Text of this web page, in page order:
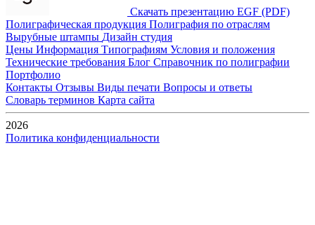
Скачать презентацию EGF (PDF)
Полиграфическая продукция Полиграфия по отраслям
Вырубные штампы Дизайн студия
Цены Информация Типографиям Условия и положения
Технические требования Блог Справочник по полиграфии
Портфолио
Контакты Отзывы Виды печати Вопросы и ответы
Словарь терминов Карта сайта
2026
Политика конфиденциальности